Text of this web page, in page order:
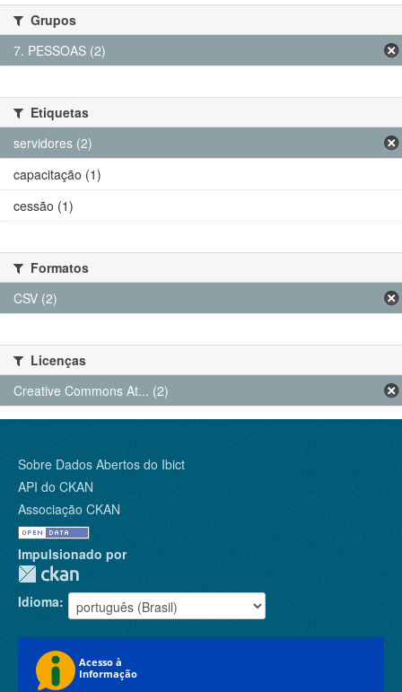
Grupos
7. PESSOAS (2)
Etiquetas
servidores (2)
capacitação (1)
cessão (1)
Formatos
CSV (2)
Licenças
Creative Commons At... (2)
Sobre Dados Abertos do Ibict
API do CKAN
Associação CKAN
Impulsionado por
Idioma